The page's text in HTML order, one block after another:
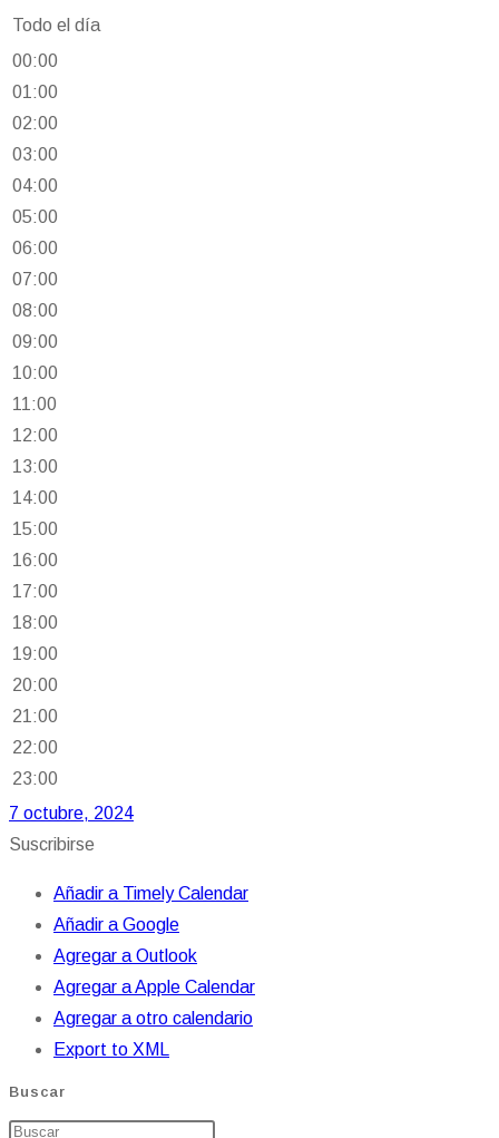
Todo el día
00:00
01:00
02:00
03:00
04:00
05:00
06:00
07:00
08:00
09:00
10:00
11:00
12:00
13:00
14:00
15:00
16:00
17:00
18:00
19:00
20:00
21:00
22:00
23:00
7 octubre, 2024
Suscribirse
Añadir a Timely Calendar
Añadir a Google
Agregar a Outlook
Agregar a Apple Calendar
Agregar a otro calendario
Export to XML
Buscar